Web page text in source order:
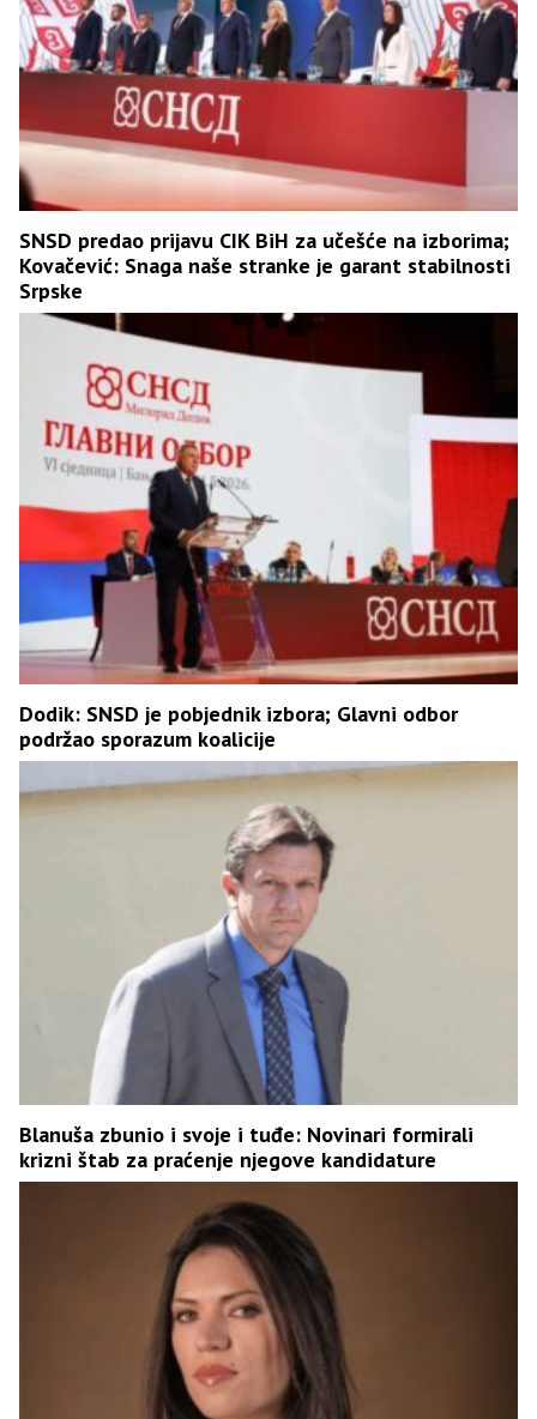
SNSD predao prijavu CIK BiH za učešće na izborima;
Kovačević: Snaga naše stranke je garant stabilnosti
Srpske
Dodik: SNSD je pobjednik izbora; Glavni odbor
podržao sporazum koalicije
Blanuša zbunio i svoje i tuđe: Novinari formirali
krizni štab za praćenje njegove kandidature